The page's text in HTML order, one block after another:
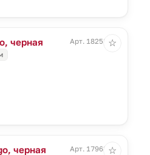
черная
Арт. 18258.30
☆
черная
Арт. 17963.30
☆